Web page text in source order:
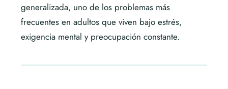
generalizada, uno de los problemas más
frecuentes en adultos que viven bajo estrés,
exigencia mental y preocupación constante.